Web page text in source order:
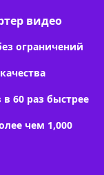
видео
ограничений
60 раз быстрее
чем 1,000